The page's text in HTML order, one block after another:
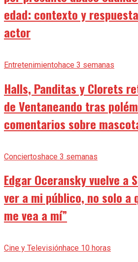
edad: contexto y
actor
Entretenimientohace 3 semanas
Halls, Panditas y Clorets
de Ventaneando tras
comentarios sobre
Conciertoshace 3 semanas
Edgar Oceransky vuelve a
ver a mi público, no solo a
me vea a mí”
Cine y Televisiónhace 10 horas